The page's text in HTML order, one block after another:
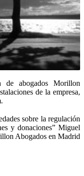
de abogados Morillon
de la empresa,
sobre la regulación
y donaciones” Miguel
Abogados en Madrid